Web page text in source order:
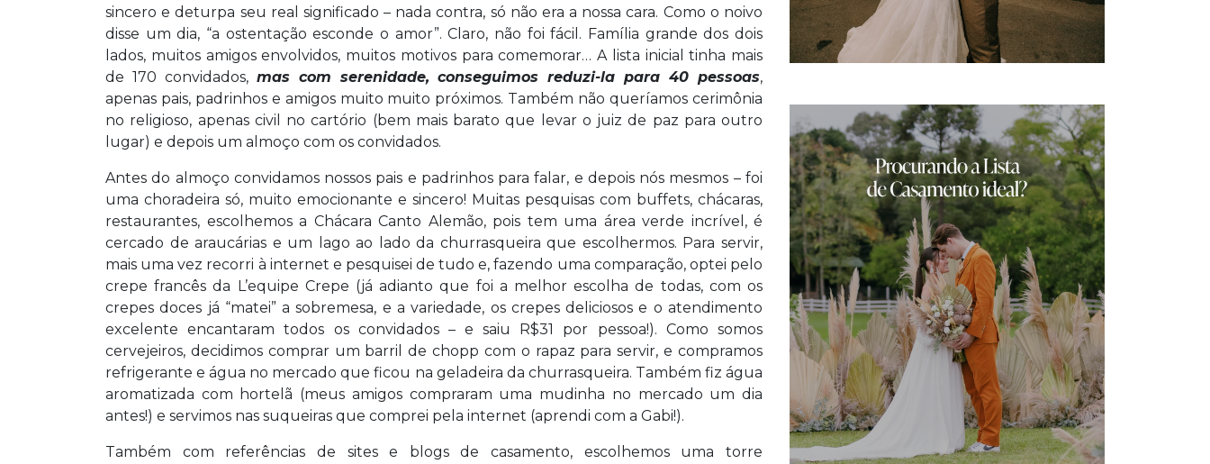
sincero e deturpa seu real significado – nada contra, só não era a nossa cara. Como o noivo
disse um dia, “a ostentação esconde o amor”. Claro, não foi fácil. Família grande dos dois
lados, muitos amigos envolvidos, muitos motivos para comemorar… A lista inicial tinha mais
de 170 convidados, mas com serenidade, conseguimos reduzi-la para 40 pessoas,
apenas pais, padrinhos e amigos muito muito próximos. Também não queríamos cerimônia
no religioso, apenas civil no cartório (bem mais barato que levar o juiz de paz para outro
lugar) e depois um almoço com os convidados.
Antes do almoço convidamos nossos pais e padrinhos para falar, e depois nós mesmos – foi
uma choradeira só, muito emocionante e sincero! Muitas pesquisas com buffets, chácaras,
restaurantes, escolhemos a Chácara Canto Alemão, pois tem uma área verde incrível, é
cercado de araucárias e um lago ao lado da churrasqueira que escolhermos. Para servir,
mais uma vez recorri à internet e pesquisei de tudo e, fazendo uma comparação, optei pelo
crepe francês da L’equipe Crepe (já adianto que foi a melhor escolha de todas, com os
crepes doces já “matei” a sobremesa, e a variedade, os crepes deliciosos e o atendimento
excelente encantaram todos os convidados – e saiu R$31 por pessoa!). Como somos
cervejeiros, decidimos comprar um barril de chopp com o rapaz para servir, e compramos
refrigerante e água no mercado que ficou na geladeira da churrasqueira. Também fiz água
aromatizada com hortelã (meus amigos compraram uma mudinha no mercado um dia
antes!) e servimos nas suqueiras que comprei pela internet (aprendi com a Gabi!).
Também com referências de sites e blogs de casamento, escolhemos uma torre